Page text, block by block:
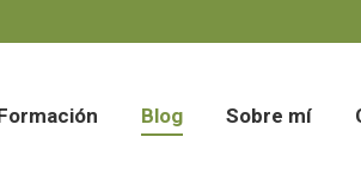
Blog Sobre mí